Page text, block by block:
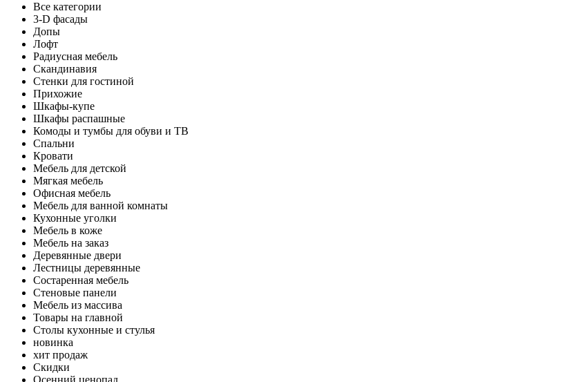
Все категории
3-D фасады
Допы
Лофт
Радиусная мебель
Скандинавия
Стенки для гостиной
Прихожие
Шкафы-купе
Шкафы распашные
Комоды и тумбы для обуви и ТВ
Спальни
Кровати
Мебель для детской
Мягкая мебель
Офисная мебель
Мебель для ванной комнаты
Кухонные уголки
Мебель в коже
Мебель на заказ
Деревянные двери
Лестницы деревянные
Состаренная мебель
Стеновые панели
Мебель из массива
Товары на главной
Столы кухонные и стулья
новинка
хит продаж
Скидки
Осенний ценопад